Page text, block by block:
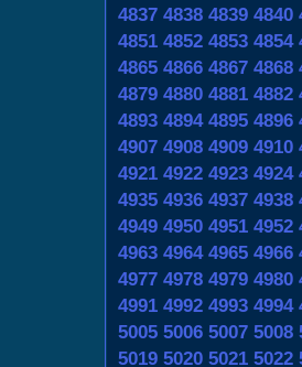
4837 4838 4839 4840
4851 4852 4853 4854
4865 4866 4867 4868
4879 4880 4881 4882
4893 4894 4895 4896
4907 4908 4909 4910
4921 4922 4923 4924
4935 4936 4937 4938
4949 4950 4951 4952
4963 4964 4965 4966
4977 4978 4979 4980
4991 4992 4993 4994
5005 5006 5007 5008
5019 5020 5021 5022